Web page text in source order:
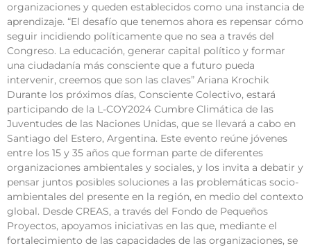
organizaciones y queden establecidos como una instancia de
aprendizaje. “El desafío que tenemos ahora es repensar cómo
seguir incidiendo políticamente que no sea a través del
Congreso. La educación, generar capital político y formar
una ciudadanía más consciente que a futuro pueda
intervenir, creemos que son las claves” Ariana Krochik
Durante los próximos días, Consciente Colectivo, estará
participando de la L-COY2024 Cumbre Climática de las
Juventudes de las Naciones Unidas, que se llevará a cabo en
Santiago del Estero, Argentina. Este evento reúne jóvenes
entre los 15 y 35 años que forman parte de diferentes
organizaciones ambientales y sociales, y los invita a debatir y
pensar juntos posibles soluciones a las problemáticas socio-
ambientales del presente en la región, en medio del contexto
global. Desde CREAS, a través del Fondo de Pequeños
Proyectos, apoyamos iniciativas en las que, mediante el
fortalecimiento de las capacidades de las organizaciones, se